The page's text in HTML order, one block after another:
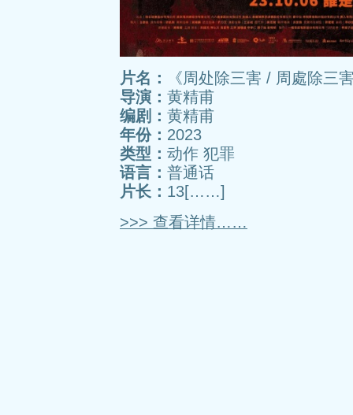
片名：
《周处除三害 / 周處除三
导演： 黄精甫
编剧： 黄精甫
年份： 2023
类型： 动作 犯罪
语言： 普通话
片长： 13[……]
>>> 查看详情……